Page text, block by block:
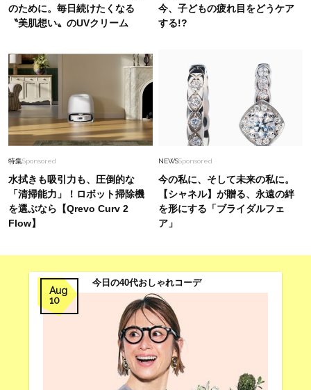
のために。毎日続けたくなる
〝美肌想い〟のUVクリーム
今、子どもの疲れ目をどうケア
する!?
特集Sponsored
水拭きも吸引力も、圧倒的な
「清掃能力」！ロボット掃除機
を選ぶなら【Qrevo Curv 2
Flow】
NEWSSponsored
今の私に、そして未来の私に。
【シャネル】が贈る、永遠の絆
を形にする「ブライダルフェ
ア」
Aug
10
今日の40代おしゃれコーデ